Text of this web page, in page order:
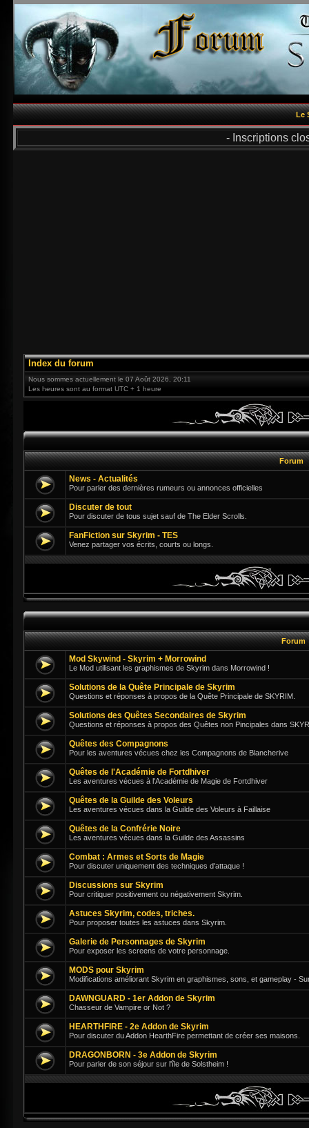
Le
- Inscriptions
Index du forum
Nous sommes actuellement le 07 Août 2026, 20:11
Les heures sont au format UTC + 1 heure
Forum
News - Actualités
Pour parler des dernières rumeurs ou annonces officielles
Discuter de tout
Pour discuter de tous sujet sauf de The Elder Scrolls.
FanFiction sur Skyrim - TES
Venez partager vos écrits, courts ou longs.
Forum
Mod Skywind - Skyrim + Morrowind
Le Mod utilisant les graphismes de Skyrim dans Morrowind !
Solutions de la Quête Principale de Skyrim
Questions et réponses à propos de la Quête Principale de SKYRIM.
Solutions des Quêtes Secondaires de Skyrim
Questions et réponses à propos des Quêtes non Pincipales dans
Quêtes des Compagnons
Pour les aventures vécues chez les Compagnons de Blancherive
Quêtes de l'Académie de Fortdhiver
Les aventures vécues à l'Académie de Magie de Fortdhiver
Quêtes de la Guilde des Voleurs
Les aventures vécues dans la Guilde des Voleurs à Faillaise
Quêtes de la Confrérie Noire
Les aventures vécues dans la Guilde des Assassins
Combat : Armes et Sorts de Magie
Pour discuter uniquement des techniques d'attaque !
Discussions sur Skyrim
Pour critiquer positivement ou négativement Skyrim.
Astuces Skyrim, codes, triches.
Pour proposer toutes les astuces dans Skyrim.
Galerie de Personnages de Skyrim
Pour exposer les screens de votre personnage.
MODS pour Skyrim
Modifications améliorant Skyrim en graphismes, sons, et gameplay -
DAWNGUARD - 1er Addon de Skyrim
Chasseur de Vampire or Not ?
HEARTHFIRE - 2e Addon de Skyrim
Pour discuter du Addon HearthFire permettant de créer ses maisons.
DRAGONBORN - 3e Addon de Skyrim
Pour parler de son séjour sur l'île de Solstheim !